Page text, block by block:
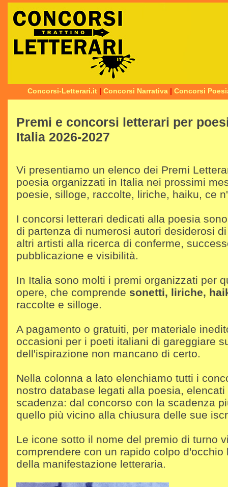
Concorsi-Letterari.it | Concorsi Narrativa | Concorsi
Premi e concorsi letterari per
Italia 2026-2027
Vi presentiamo un elenco dei Premi
poesia organizzati in Italia nei prossimi
poesie, silloge, raccolte, liriche, haiku, ce
I concorsi letterari dedicati alla poesia
di partenza di numerosi autori desiderosi
altri artisti alla ricerca di conferme,
pubblicazione e visibilità.
In Italia sono molti i premi organizzati per
opere, che comprende sonetti, liriche,
raccolte e silloge.
A pagamento o gratuiti, per materiale
occasioni per i poeti italiani di gareggiare
dell'ispirazione non mancano di certo.
Nella colonna a lato elenchiamo tutti i
nostro database legati alla poesia,
scadenza: dal concorso con la scadenza
quello più vicino alla chiusura delle sue
Le icone sotto il nome del premio di turno
comprendere con un rapido colpo d'occhio
della manifestazione letteraria.